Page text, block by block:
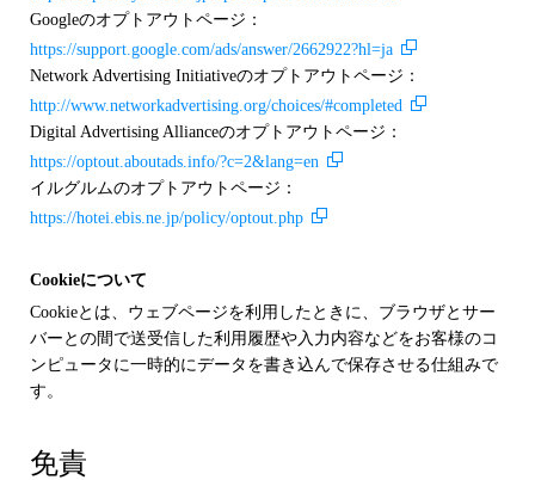
Googleのオプトアウトページ：
https://support.google.com/ads/answer/2662922?hl=ja
Network Advertising Initiativeのオプトアウトページ：
http://www.networkadvertising.org/choices/#completed
Digital Advertising Allianceのオプトアウトページ：
https://optout.aboutads.info/?c=2&lang=en
イルグルムのオプトアウトページ：
https://hotei.ebis.ne.jp/policy/optout.php
Cookieについて
Cookieとは、ウェブページを利用したときに、ブラウザとサー
バーとの間で送受信した利用履歴や入力内容などをお客様のコ
ンピュータに一時的にデータを書き込んで保存させる仕組みで
す。
免責